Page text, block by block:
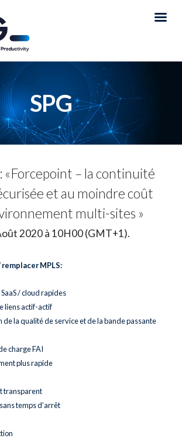
SPG
«Forcepoint – la continuité
et au moindre coût
multi-sites »
2020 à 10H00 (GMT+1).
MPLS:
/ cloud rapides
liens actif-actif
la qualité de service et de la bande passante
charge FAI
plus rapide
transparent
temps d’arrêt